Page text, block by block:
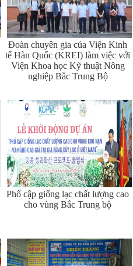
Đoàn chuyên gia của Viện Kinh
tế Hàn Quốc (KREI) làm việc với
Viện Khoa học Kỹ thuật Nông
nghiệp Bắc Trung Bộ
Phổ cập giống lạc chất lượng cao
cho vùng Bắc Trung bộ